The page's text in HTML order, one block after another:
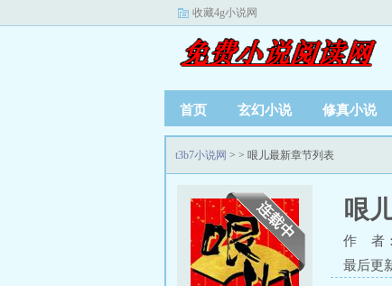
收藏4g小说网
首页 玄幻小说 修真小说
t3b7小说网 > > 哏儿最新章节列表
哏
作 者
最后更